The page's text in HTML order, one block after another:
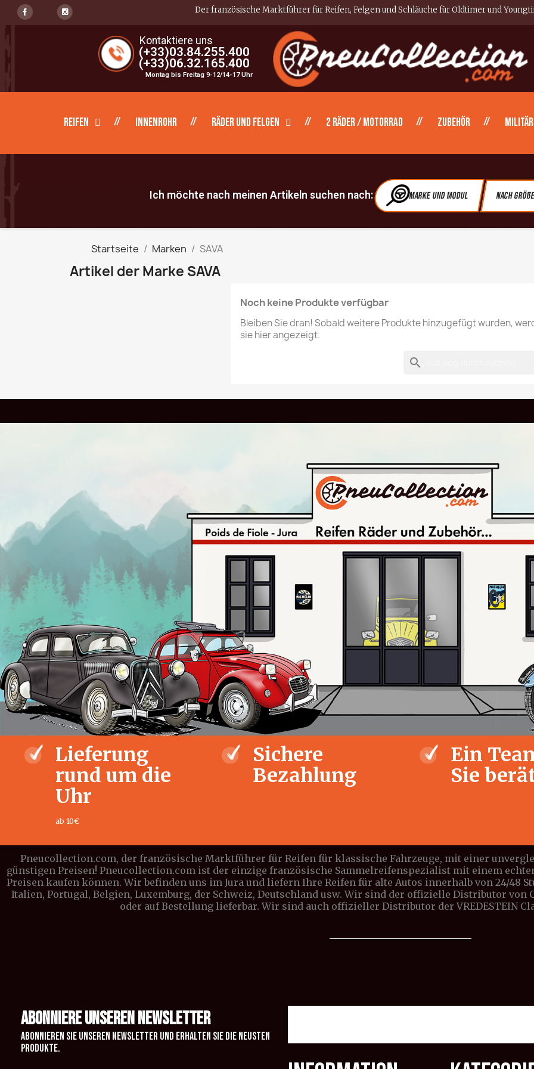
Der französische Marktführer für Reifen, Felgen und Schläuche für Oldtimer und
Kontaktiere uns
(+33)03.84.255.400
(+33)06.32.165.400
Montag bis Freitag 9-12/14-17 Uhr
Reifen Innenrohr Räder und Felgen 2 Räder / Motorrad Zubehör Militär
Ich möchte nach meinen Artikeln suchen nach: Marke und Modul Nach
Startseite Marken SAVA
Artikel der Marke SAVA
Noch keine Produkte verfügbar
Bleiben Sie dran! Sobald weitere Produkte hinzugefügt wurden,
sie hier angezeigt.
search
Lieferung
rund um die
Uhr
ab 10€
Sichere
Bezahlung
Ein
Sie
Pneucollection.com, der französische Marktführer für Reifen für klassische Fahrzeuge, mit einer
günstigen Preisen! Pneucollection.com ist der einzige französische Sammelreifenspezialist mit einem
Preisen kaufen können. Wir befinden uns im Jura und liefern Ihre Reifen für alte Autos innerhalb von 24/48
Italien, Portugal, Belgien, Luxemburg, der Schweiz, Deutschland usw. Wir sind der offizielle Distributor von
oder auf Bestellung lieferbar. Wir sind auch offizieller Distributor der VREDESTEIN
ABONNIERE UNSEREN NEWSLETTER
Abonnieren Sie unseren Newsletter und erhalten Sie die neusten
Produkte.